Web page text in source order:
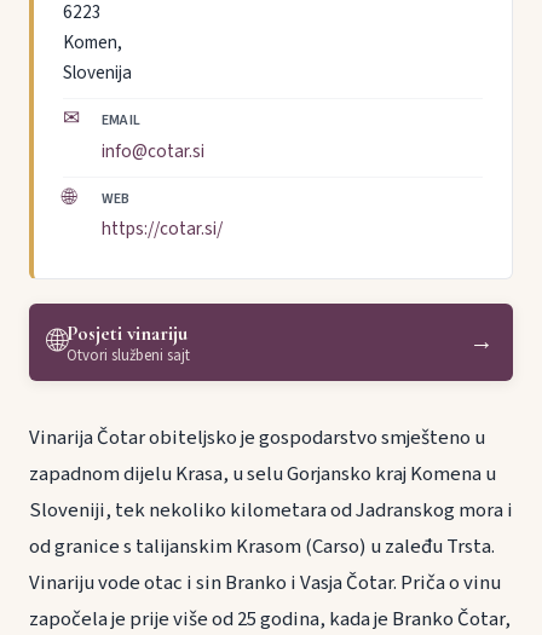
6223
Komen,
Slovenija
✉ EMAIL
info@cotar.si
🌐 WEB
https://cotar.si/
🌐Posjeti vinariju
Otvori službeni sajt →
Vinarija Čotar obiteljsko je gospodarstvo smješteno u
zapadnom dijelu Krasa, u selu Gorjansko kraj Komena u
Sloveniji, tek nekoliko kilometara od Jadranskog mora i
od granice s talijanskim Krasom (Carso) u zaleđu Trsta.
Vinariju vode otac i sin Branko i Vasja Čotar. Priča o vinu
započela je prije više od 25 godina, kada je Branko Čotar,